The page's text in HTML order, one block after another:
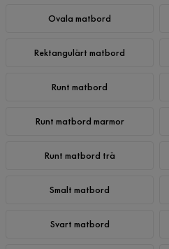
Ovala matbord
Rektangulärt matbord
Runt matbord
Runt matbord marmor
Runt matbord trä
Smalt matbord
Svart matbord